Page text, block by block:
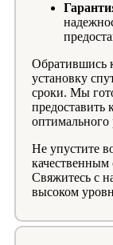
Обратившись
установку
сроки. Мы
предоставить
Не упустите
Свяжитесь с
высоком